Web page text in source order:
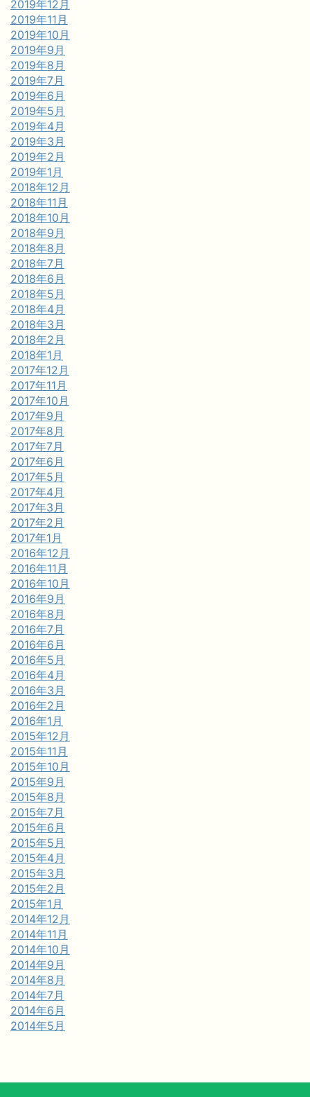
2019年12月
2019年11月
2019年10月
2019年9月
2019年8月
2019年7月
2019年6月
2019年5月
2019年4月
2019年3月
2019年2月
2019年1月
2018年12月
2018年11月
2018年10月
2018年9月
2018年8月
2018年7月
2018年6月
2018年5月
2018年4月
2018年3月
2018年2月
2018年1月
2017年12月
2017年11月
2017年10月
2017年9月
2017年8月
2017年7月
2017年6月
2017年5月
2017年4月
2017年3月
2017年2月
2017年1月
2016年12月
2016年11月
2016年10月
2016年9月
2016年8月
2016年7月
2016年6月
2016年5月
2016年4月
2016年3月
2016年2月
2016年1月
2015年12月
2015年11月
2015年10月
2015年9月
2015年8月
2015年7月
2015年6月
2015年5月
2015年4月
2015年3月
2015年2月
2015年1月
2014年12月
2014年11月
2014年10月
2014年9月
2014年8月
2014年7月
2014年6月
2014年5月